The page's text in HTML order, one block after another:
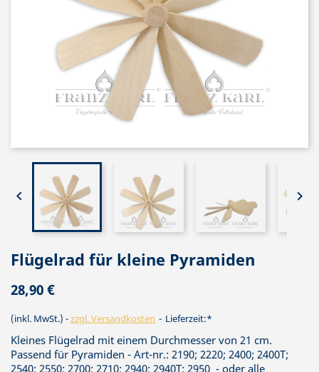
 
Flügelrad für kleine Pyramiden
28,90 €
(inkl. MwSt.) zzgl. Versandkosten Lieferzeit:*
Kleines Flügelrad mit einem Durchmesser von 21 cm.
Passend für Pyramiden - Art-nr.: 2190; 2220; 2400; 2400T;
2540; 2550; 2700; 2710; 2940; 2940T; 2950 - oder alle